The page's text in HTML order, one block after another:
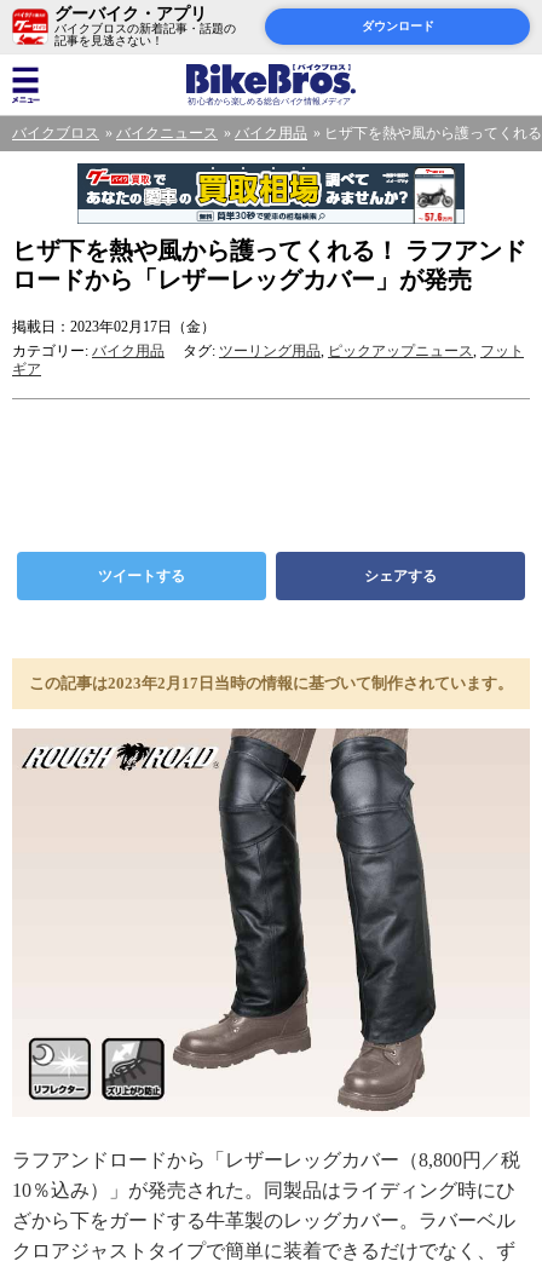
グーバイク・アプリ
バイクブロスの新着記事・話題の
記事を見逃さない！
ダウンロード
バイクブロス バイクニュース バイク用品 ヒザ下を熱や風から護ってくれ
ヒザ下を熱や風から護ってくれる！ ラフアンド
ロードから「レザーレッグカバー」が発売
掲載日：2023年02月17日（金）
カテゴリー: バイク用品 タグ: ツーリング用品, ピックアップニュース, フット
ギア
ツイートする シェアする
この記事は2023年2月17日当時の情報に基づいて制作されています。
ラフアンドロードから「レザーレッグカバー（8,800円／税
10％込み）」が発売された。同製品はライディング時にひ
ざから下をガードする牛革製のレッグカバー。ラバーベル
クロアジャストタイプで簡単に装着できるだけでなく、ず